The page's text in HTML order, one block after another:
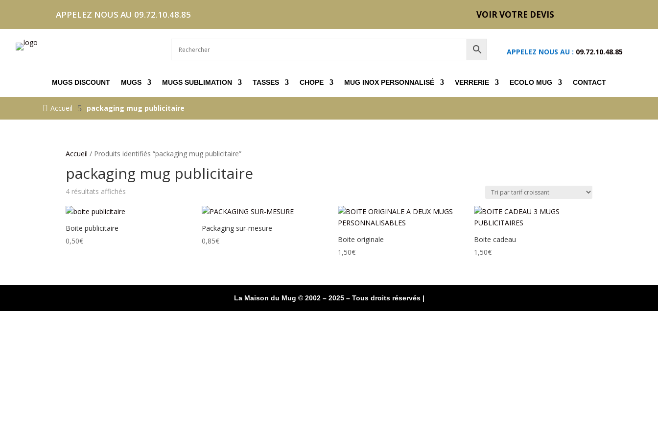
APPELEZ NOUS AU 09.72.10.48.85 VOIR VOTRE DEVIS
APPELEZ NOUS AU : 09.72.10.48.85
MUGS DISCOUNT MUGS MUGS SUBLIMATION TASSES CHOPE MUG INOX PERSONNALISÉ VERRERIE ECOLO MUG CONTACT
 Accueil 5 packaging mug publicitaire
Accueil / Produits identifiés “packaging mug publicitaire”
packaging mug publicitaire
4 résultats affichés
Boite publicitaire
0,50€
Packaging sur-mesure
0,85€
Boite originale
1,50€
Boite cadeau
1,50€
La Maison du Mug © 2002 – 2025 – Tous droits réservés |